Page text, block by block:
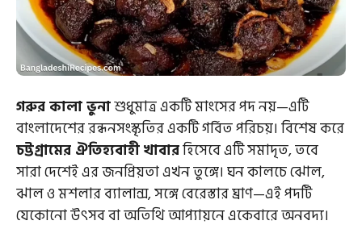
গরুর কালা ভুনাশুধুমাত্র একটি মাংসের পদ নয়—এটি
বাংলাদেশের রন্ধনসংস্কৃতির একটি গর্বিত পরিচয়। বিশেষ করে
চট্টগ্রামের ঐতিহ্যবাহী খাবারহিসেবে এটি সমাদৃত, তবে
সারা দেশেই এর জনপ্রিয়তা এখন তুঙ্গে। ঘন কালচে ঝোল,
ঝাল ও মশলার ব্যালান্স, সঙ্গে বেরেস্তার ঘ্রাণ—এই পদটি
যেকোনো উৎসব বা অতিথি আপ্যায়নে একেবারে অনবদ্য।